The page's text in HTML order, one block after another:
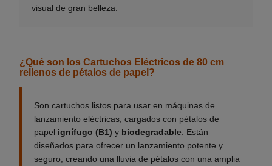
visual de gran belleza.
¿Qué son los Cartuchos Eléctricos de 80 cm
rellenos de pétalos de papel?
Son cartuchos listos para usar en máquinas de
lanzamiento eléctricas, cargados con pétalos de
papel ignífugo (B1) y biodegradable. Están
diseñados para ofrecer un lanzamiento potente y
seguro, creando una lluvia de pétalos con una amplia